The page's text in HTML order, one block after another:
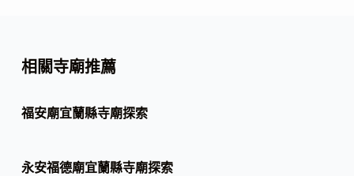
相關寺廟推薦
福安廟宜蘭縣寺廟探索
永安福德廟宜蘭縣寺廟探索